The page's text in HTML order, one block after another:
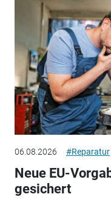
06.08.2026 #Reparatur
Neue EU-
gesichert